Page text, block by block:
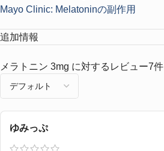
Mayo Clinic: Melatoninの副作用
追加情報
メラトニン 3mg に対するレビュー7件
ゆみっぷ